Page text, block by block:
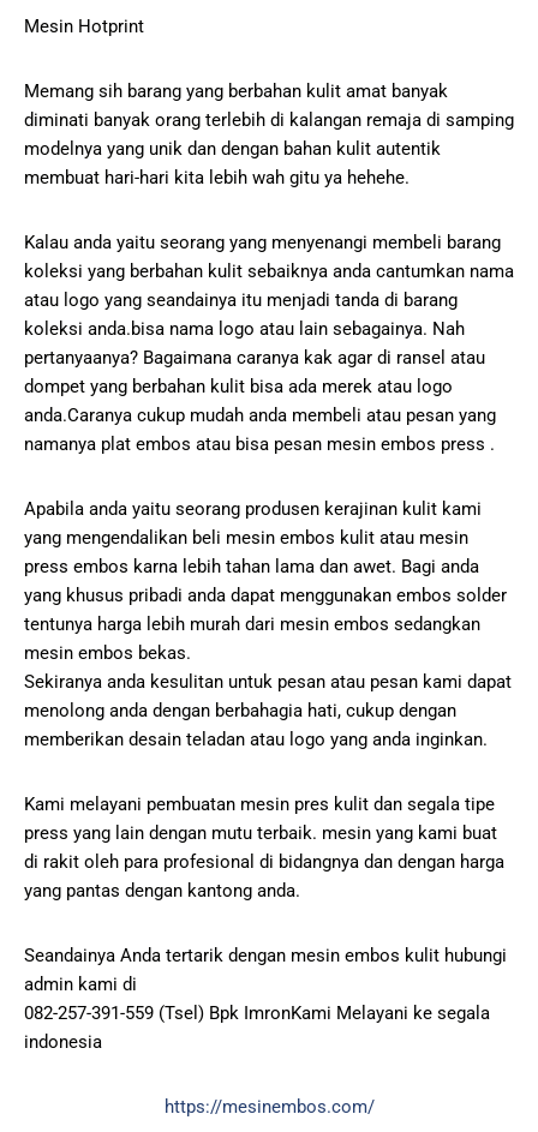
Mesin Hotprint
Memang sih barang yang berbahan kulit amat banyak
diminati banyak orang terlebih di kalangan remaja di samping
modelnya yang unik dan dengan bahan kulit autentik
membuat hari-hari kita lebih wah gitu ya hehehe.
Kalau anda yaitu seorang yang menyenangi membeli barang
koleksi yang berbahan kulit sebaiknya anda cantumkan nama
atau logo yang seandainya itu menjadi tanda di barang
koleksi anda.bisa nama logo atau lain sebagainya. Nah
pertanyaanya? Bagaimana caranya kak agar di ransel atau
dompet yang berbahan kulit bisa ada merek atau logo
anda.Caranya cukup mudah anda membeli atau pesan yang
namanya plat embos atau bisa pesan mesin embos press .
Apabila anda yaitu seorang produsen kerajinan kulit kami
yang mengendalikan beli mesin embos kulit atau mesin
press embos karna lebih tahan lama dan awet. Bagi anda
yang khusus pribadi anda dapat menggunakan embos solder
tentunya harga lebih murah dari mesin embos sedangkan
mesin embos bekas.
Sekiranya anda kesulitan untuk pesan atau pesan kami dapat
menolong anda dengan berbahagia hati, cukup dengan
memberikan desain teladan atau logo yang anda inginkan.
Kami melayani pembuatan mesin pres kulit dan segala tipe
press yang lain dengan mutu terbaik. mesin yang kami buat
di rakit oleh para profesional di bidangnya dan dengan harga
yang pantas dengan kantong anda.
Seandainya Anda tertarik dengan mesin embos kulit hubungi
admin kami di
082-257-391-559 (Tsel) Bpk ImronKami Melayani ke segala
indonesia
https://mesinembos.com/